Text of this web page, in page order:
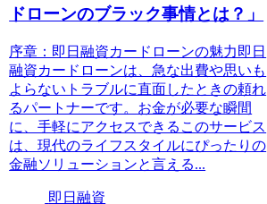
ドローンのブラック事情とは？」
序章：即日融資カードローンの魅力即日
融資カードローンは、急な出費や思いも
よらないトラブルに直面したときの頼れ
るパートナーです。お金が必要な瞬間
に、手軽にアクセスできるこのサービス
は、現代のライフスタイルにぴったりの
金融ソリューションと言える...
即日融資